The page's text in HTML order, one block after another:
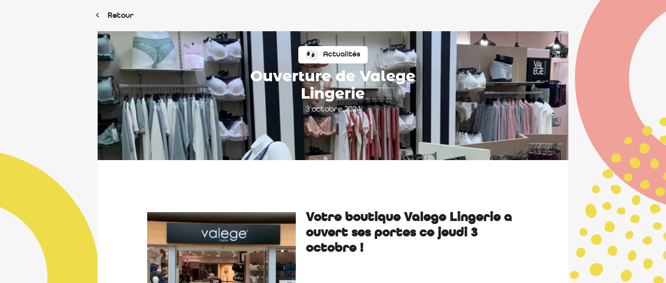
Retour
Actualités
Ouverture de Valege
Lingerie
3 octobre 2024
Votre boutique Valege Lingerie a
ouvert ses portes ce jeudi 3
octobre !